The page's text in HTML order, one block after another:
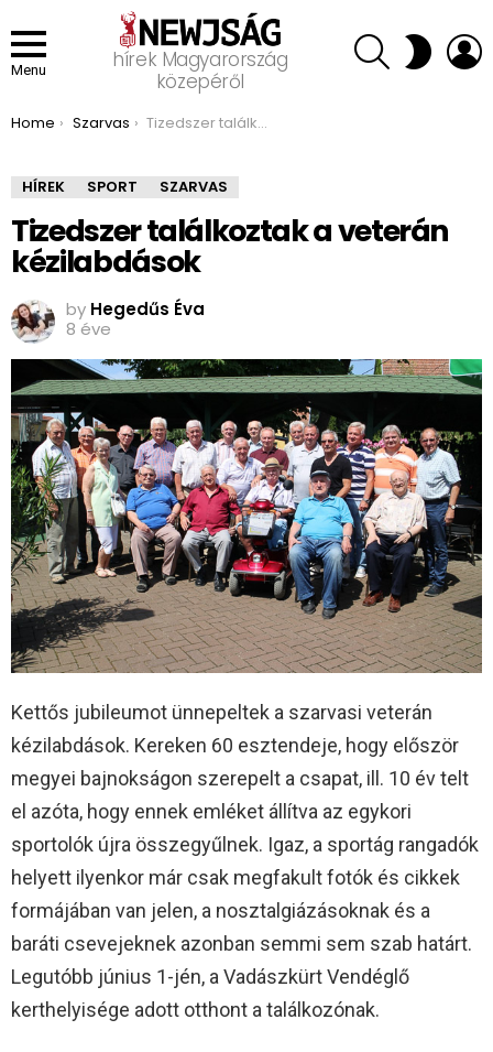
Menu
hírek Magyarország
közepéről
SEARCH SWITCH
SKIN
You are here:
Home Szarvas Tizedszer találkoztak a veterán kézilabdások
HÍREK SPORT SZARVAS
Tizedszer találkoztak a veterán
kézilabdások
by Hegedűs Éva
8 éve
Kettős jubileumot ünnepeltek a szarvasi veterán
kézilabdások. Kereken 60 esztendeje, hogy először
megyei bajnokságon szerepelt a csapat, ill. 10 év telt
el azóta, hogy ennek emléket állítva az egykori
sportolók újra összegyűlnek. Igaz, a sportág rangadók
helyett ilyenkor már csak megfakult fotók és cikkek
formájában van jelen, a nosztalgiázásoknak és a
baráti csevejeknek azonban semmi sem szab határt.
Legutóbb június 1-jén, a Vadászkürt Vendéglő
kerthelyisége adott otthont a találkozónak.